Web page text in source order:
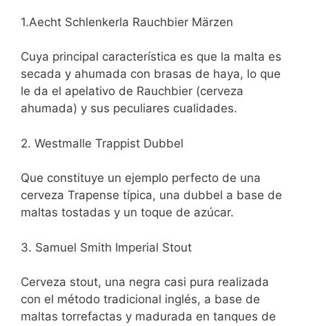
1.Aecht Schlenkerla Rauchbier Märzen
Cuya principal característica es que la malta es
secada y ahumada con brasas de haya, lo que
le da el apelativo de Rauchbier (cerveza
ahumada) y sus peculiares cualidades.
2. Westmalle Trappist Dubbel
Que constituye un ejemplo perfecto de una
cerveza Trapense típica, una dubbel a base de
maltas tostadas y un toque de azúcar.
3. Samuel Smith Imperial Stout
Cerveza stout, una negra casi pura realizada
con el método tradicional inglés, a base de
maltas torrefactas y madurada en tanques de